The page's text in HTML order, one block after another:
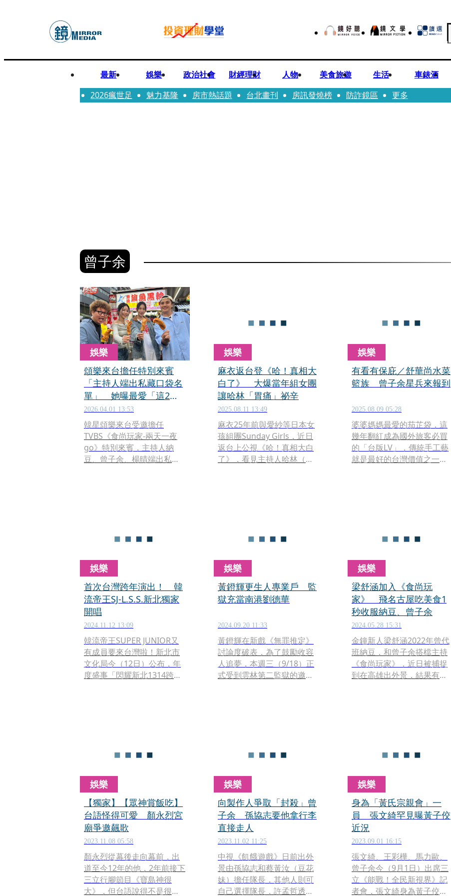
最新 娛樂 政治社會 財經理財 人物 美食旅遊 生活 車錶酒
2026瘋世足
魅力基隆 房市熱話題 台北畫刊 房訊發燒榜 防詐鏡區 更多
曾子余
娛樂
頌樂來台擔任特別來賓
「主持人端出私藏口袋名
單」 她曝最愛「這2
樣」
2026.04.01 13:53
韓星頌樂來台受邀擔任
TVBS《食尚玩家-兩天一夜
go》特別來賓，主持人納
豆、曾子余、楊晴端出私藏
娛樂
麻衣返台登《哈！真相大
白了》 大爆當年組女團
讓哈林「胃痛」祕辛
2025.08.11 13:49
麻衣25年前與愛紗等日本女
孩組團Sunday Girls，近日
返台上公視《哈！真相大白
了》，看見主持人哈林（庾
娛樂
有看有保庇／舒華尚水菜
籃族 曾子余星兵來報到
2025.08.09 05:28
婆婆媽媽最愛的茄芷袋，這
幾年翻紅成為國外旅客必買
的「台版LV」，傳統手工藝
就是最好的台灣價值之一。
貌中？舒華搞笑說：「不用
（鏡子裡的）自己，心情就
會非常好。謝謝上天（賜我
美貌）。」魔鏡啊魔鏡～世
界上誰最美麗？（壞皇后嘴
臉）
娛樂
首次台灣跨年演出！ 韓
流帝王SJ-L.S.S.新北獨家
開唱
2024.11.12 13:09
韓流帝王SUPER JUNIOR又
有成員要來台灣啦！新北市
文化局今（12日）公布，年
度盛事「閃耀新北1314跨河
震撼的舞台。
娛樂
黃鐙輝更生人專業戶 監
獄充當南港劉德華
2024.09.20 11:33
黃鐙輝在新戲《無罪推定》
討論度破表，為了鼓勵收容
人追夢，本週三（9/18）正
式受到雲林第二監獄的邀約
答時大家紛紛點歌，黃鐙輝
到劉德華的票，今天南港劉
德華唱給你聽！」現場清唱
劉德華經典歌曲〈冰雨〉
〈練習〉給大家聽，最後還
加碼自己的「板凳樂團」主
打歌曲〈殞落也帶不走我的
勇敢〉鼓勵大家勇敢追夢！
娛樂
梁舒涵加入《食尚玩
家》 飛名古屋吃美食1
秒收服納豆、曾子余
2024.05.28 15:31
金鐘新人梁舒涵2022年曾代
班納豆，和曾子余搭檔主持
《食尚玩家》，近日被捕捉
到在高雄出外景，結果有民
技，當街模仿日本人一秒變
之力，瞬間被收服。
娛樂
【獨家】【眾神賞飯吃】
台語怪得可愛 顏永烈宮
廟爭邀飆歌
2023.11.08 05:58
顏永烈從幕後走向幕前，出
道至今12年的他，2年前接下
三立行腳節目《寶島神很
大》，但台語說得不是很輪
娛樂
向製作人爭取「封殺」曾
子余 孫協志要他拿行李
直接走人
2023.11.02 11:25
中視《飢餓遊戲》日前出外
景由孫協志和蔡黃汝（豆花
妹）擔任隊長，其他人則可
自己選擇隊長，許孟哲透
娛樂
身為「黃氏宗親會」一
員 張文綺罕見曝黃子佼
近況
2023.09.01 16:15
張文綺、王彩樺、馬力歐、
曾子余今（9月1日）出席三
立《能戰！全民新視界》記
者會，張文綺身為黃子佼